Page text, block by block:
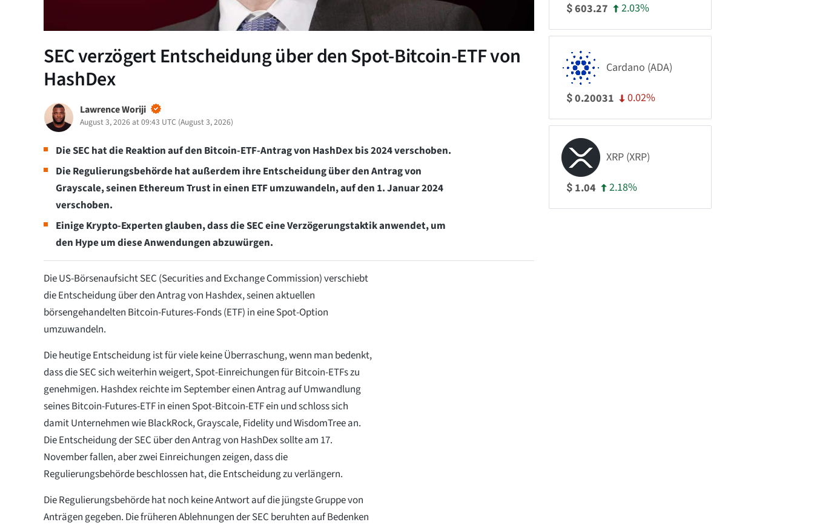
SEC verzögert Entscheidung über den Spot-Bitcoin-ETF von
HashDex
Lawrence Woriji
August 3, 2026 at 09:43 UTC (August 3, 2026)
Die SEC hat die Reaktion auf den Bitcoin-ETF-Antrag von HashDex bis 2024 verschoben.
Die Regulierungsbehörde hat außerdem ihre Entscheidung über den Antrag von
Grayscale, seinen Ethereum Trust in einen ETF umzuwandeln, auf den 1. Januar 2024
verschoben.
Einige Krypto-Experten glauben, dass die SEC eine Verzögerungstaktik anwendet, um
den Hype um diese Anwendungen abzuwürgen.
Die US-Börsenaufsicht SEC (Securities and Exchange Commission) verschiebt
die Entscheidung über den Antrag von Hashdex, seinen aktuellen
börsengehandelten Bitcoin-Futures-Fonds (ETF) in eine Spot-Option
umzuwandeln.
Die heutige Entscheidung ist für viele keine Überraschung, wenn man bedenkt,
dass die SEC sich weiterhin weigert, Spot-Einreichungen für Bitcoin-ETFs zu
genehmigen. Hashdex reichte im September einen Antrag auf Umwandlung
seines Bitcoin-Futures-ETF in einen Spot-Bitcoin-ETF ein und schloss sich
damit Unternehmen wie BlackRock, Grayscale, Fidelity und WisdomTree an.
Die Entscheidung der SEC über den Antrag von HashDex sollte am 17.
November fallen, aber zwei Einreichungen zeigen, dass die
Regulierungsbehörde beschlossen hat, die Entscheidung zu verlängern.
Die Regulierungsbehörde hat noch keine Antwort auf die jüngste Gruppe von
Anträgen gegeben. Die früheren Ablehnungen der SEC beruhten auf Bedenken
$603.27 2.03%
Cardano (ADA)
$0.20031 0.02%
XRP (XRP)
$ 1.04 2.18%